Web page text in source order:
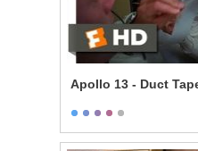
Apollo 13 - Duct